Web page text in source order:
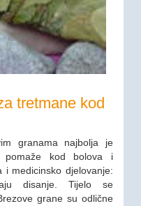
tretmane kod
granama najbolja je
pomaže kod bolova i
i medicinsko djelovanje:
disanje. Tijelo se
grane su odlične